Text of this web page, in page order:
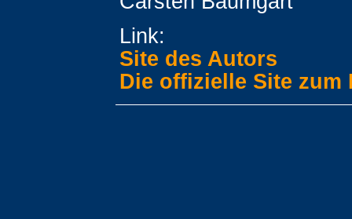
Link:
Site des Autors
Die offizielle Site zum